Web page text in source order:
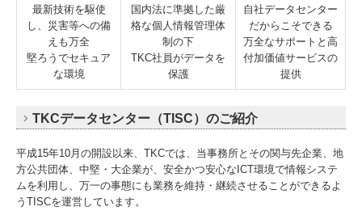
最新技術を駆使
し、災害等への備
えも万全
堅ろうでセキュア
な環境
国内法に準拠した厳
格な個人情報管理体
制の下
TKC社員がデータを
保護
自社データセンター
だからこそできる
万全なサポートと高
付加価値サービスの
提供
TKCデータセンター（TISC）のご紹介
平成15年10月の開設以来、TKCでは、当事務所とその関与先企業、地
方公共団体、中堅・大企業が、安全かつ安心なICT環境で情報システ
ムを利用し、万一の事態にも業務を維持・継続させることができるよ
うTISCを運営しています。